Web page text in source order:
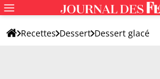
Recettes Dessert Dessert glacé